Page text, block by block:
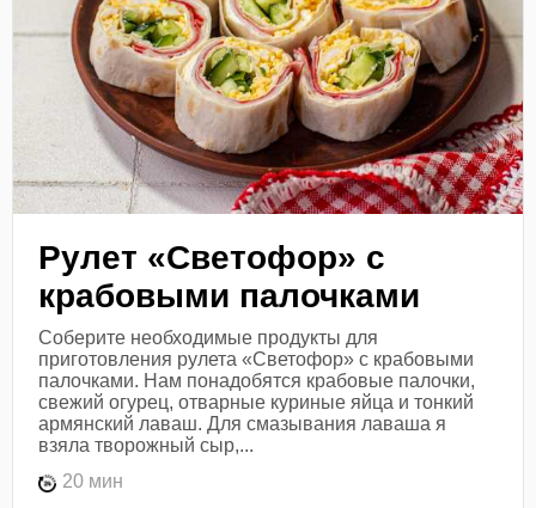
Рулет «Светофор» с
крабовыми палочками
Соберите необходимые продукты для
приготовления рулета «Светофор» с крабовыми
палочками. Нам понадобятся крабовые палочки,
свежий огурец, отварные куриные яйца и тонкий
армянский лаваш. Для смазывания лаваша я
взяла творожный сыр,...
20 мин